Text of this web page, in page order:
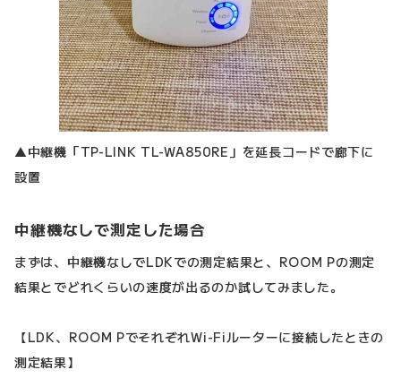
▲中継機「TP-LINK TL-WA850RE」を延長コードで廊下に
設置
中継機なしで測定した場合
まずは、中継機なしでLDKでの測定結果と、ROOM Pの測定
結果とでどれくらいの速度が出るのか試してみました。
【LDK、ROOM PでそれぞれWi-Fiルーターに接続したときの
測定結果】